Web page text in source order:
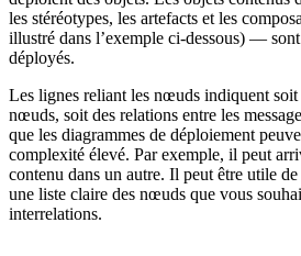
les stéréotypes, les artefacts et les
illustré dans l’exemple ci-dessous) —
déployés.
Les lignes reliant les nœuds indiquent soit
nœuds, soit des relations entre les
que les diagrammes de déploiement
complexité élevé. Par exemple, il peut
contenu dans un autre. Il peut être utile
une liste claire des nœuds que vous
interrelations.